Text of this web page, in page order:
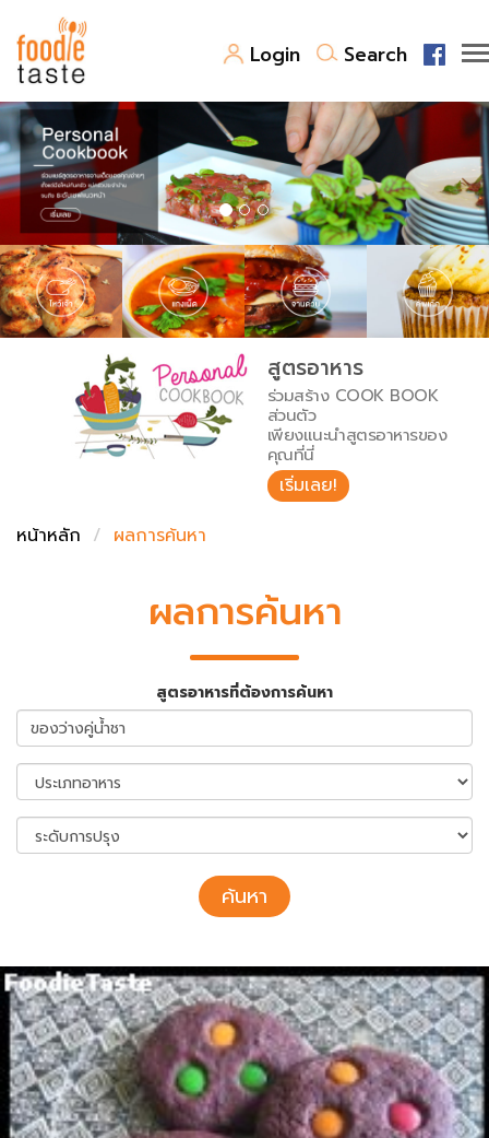
Login Search
สูตรอาหาร
สูตรอาหารล่าสุด
Top Foodie
พาไปชิม
สารพันก้นครัว
เคล็ดลับน่ารู้
เปรียบเทียบหน่วยการตวง
เปรียบเทียบอุณหภูมิ
เปรียบเทียบน้ำหนักวัตถุดิบ
FoodPedia
สร้าง Cookbook
สูตรอาหาร
ร่วมสร้าง COOK BOOK
ส่วนตัว
เพียงแนะนำสูตรอาหารของ
คุณที่นี่
เริ่มเลย!
หน้าหลัก
ผลการค้นหา
ผลการค้นหา
สูตรอาหารที่ต้องการค้นหา
ค้นหา